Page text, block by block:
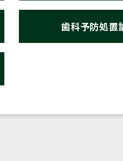
歯科予防処置